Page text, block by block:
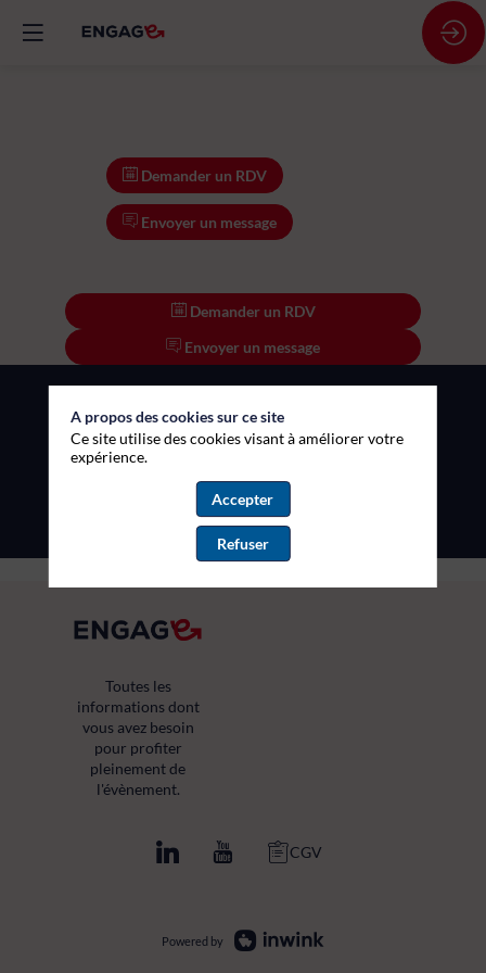
Demander un RDV
Envoyer un message
Demander un RDV
Envoyer un message
Toutes les
informations dont
vous avez besoin
pour profiter
pleinement de
l'évènement.
CGV
Powered by
A propos des cookies sur ce site
Ce site utilise des cookies visant à améliorer votre
expérience.
Accepter
Refuser